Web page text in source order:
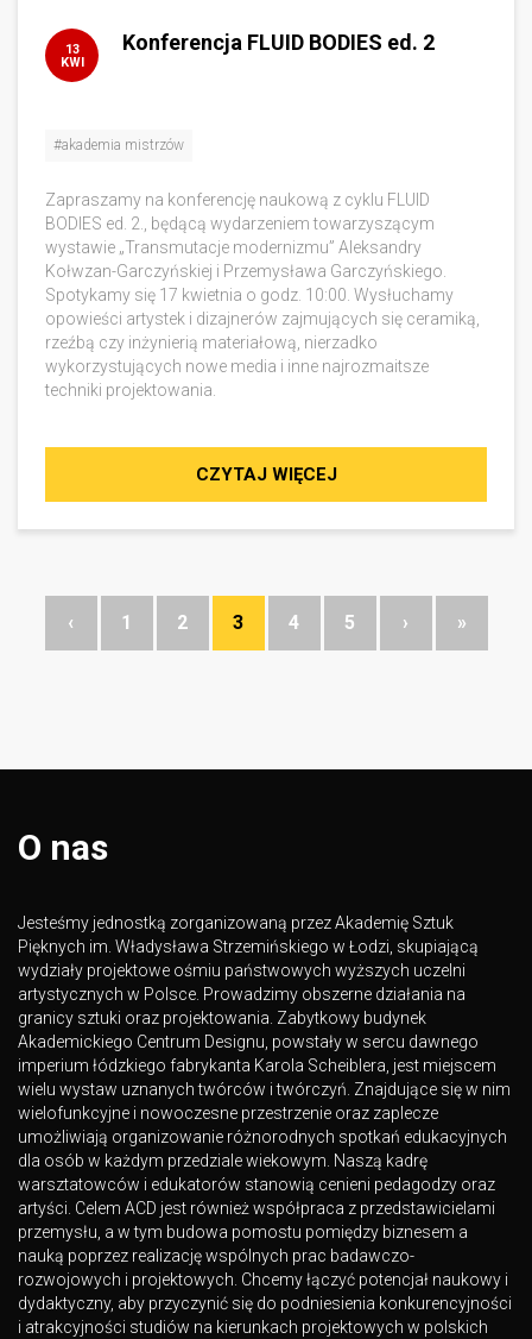
Konferencja FLUID BODIES ed. 2
13
KWI
#akademia mistrzów
Zapraszamy na konferencję naukową z cyklu FLUID
BODIES ed. 2., będącą wydarzeniem towarzyszącym
wystawie „Transmutacje modernizmu” Aleksandry
Kołwzan-Garczyńskiej i Przemysława Garczyńskiego.
Spotykamy się 17 kwietnia o godz. 10:00. Wysłuchamy
opowieści artystek i dizajnerów zajmujących się ceramiką,
rzeźbą czy inżynierią materiałową, nierzadko
wykorzystujących nowe media i inne najrozmaitsze
techniki projektowania.
CZYTAJ WIĘCEJ
‹ 1 2 3 4 5 › »
O nas
Jesteśmy jednostką zorganizowaną przez Akademię Sztuk
Pięknych im. Władysława Strzemińskiego w Łodzi, skupiającą
wydziały projektowe ośmiu państwowych wyższych uczelni
artystycznych w Polsce. Prowadzimy obszerne działania na
granicy sztuki oraz projektowania. Zabytkowy budynek
Akademickiego Centrum Designu, powstały w sercu dawnego
imperium łódzkiego fabrykanta Karola Scheiblera, jest miejscem
wielu wystaw uznanych twórców i twórczyń. Znajdujące się w nim
wielofunkcyjne i nowoczesne przestrzenie oraz zaplecze
umożliwiają organizowanie różnorodnych spotkań edukacyjnych
dla osób w każdym przedziale wiekowym. Naszą kadrę
warsztatowców i edukatorów stanowią cenieni pedagodzy oraz
artyści. Celem ACD jest również współpraca z przedstawicielami
przemysłu, a w tym budowa pomostu pomiędzy biznesem a
nauką poprzez realizację wspólnych prac badawczo-
rozwojowych i projektowych. Chcemy łączyć potencjał naukowy i
dydaktyczny, aby przyczynić się do podniesienia konkurencyjności
i atrakcyjności studiów na kierunkach projektowych w polskich